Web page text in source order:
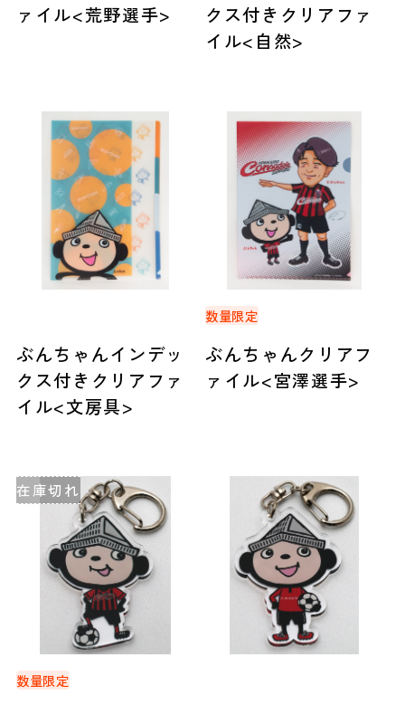
ァイル<荒野選手>
クス付きクリアファ
イル<自然>
ぶんちゃんインデッ
クス付きクリアファ
イル<文房具>
数量限定
ぶんちゃんクリアフ
ァイル<宮澤選手>
在庫切れ
数量限定